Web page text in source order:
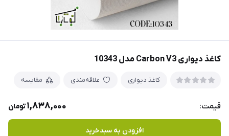
کاغذ دیواری Carbon V3 مدل 10343
کاغذ دیواری علاقه‌مندی مقایسه
قیمت: 1,838,000تومان
افزودن به سبدخرید